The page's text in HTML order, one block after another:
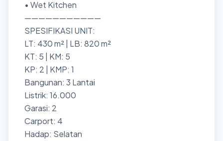
• Wet Kitchen
———————————
SPESIFIKASI UNIT:
LT: 430 m² | LB: 820 m²
KT: 5 | KM: 5
KP: 2 | KMP: 1
Bangunan: 3 Lantai
Listrik: 16.000
Garasi: 2
Carport: 4
Hadap: Selatan